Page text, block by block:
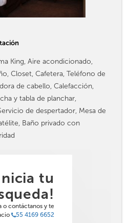
King, Aire acondicionado,
Closet, Cafetera, Teléfono de
de cabello, Calefacción,
y tabla de planchar,
de despertador, Mesa de
Baño privado con
tu
o contáctanos y te
55 4169 6652